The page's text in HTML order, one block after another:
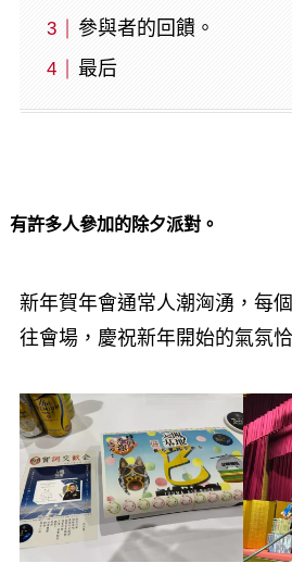
參與者的回饋。
最后
有許多人參加的除夕派對。
新年賀年會通常人潮洶湧，每
往會場，慶祝新年開始的氣氛